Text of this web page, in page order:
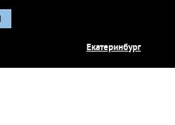
Екатеринбург